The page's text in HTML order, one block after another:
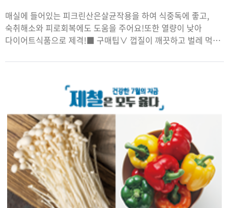
매실에 들어있는 피크린산은살균작용을 하여 식중독에 좋고,
숙취해소와 피로회복에도 도움을 주어요!또한 열량이 낮아
다이어트식품으로 제격!■ 구매팁∨ 껍질이 깨끗하고 벌레 먹은
∨풋매실은 아미그달린 함량이 높아 독성이 많으므로, 6월 중순